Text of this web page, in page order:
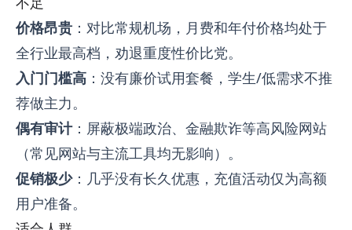
价格昂贵 ：对比常规机场，月费和年付价格均处于
全行业最高档，劝退重度性价比党。
入门门槛高 ：没有廉价试用套餐，学生/低需求不推
荐做主力。
偶有审计：屏蔽极端政治、金融欺诈等高风险网站
（常见网站与主流工具均无影响）。
促销极少：几乎没有长久优惠，充值活动仅为高额
用户准备。